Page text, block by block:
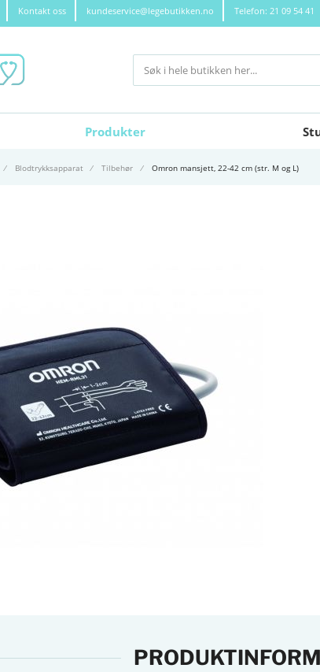
Kontakt oss kundeservice@legebutikken.no Telefon: 21 09 54 41
Søk
Produkter
Blodtrykksapparat Tilbehør Omron mansjett, 22-42 cm (str. M og L)